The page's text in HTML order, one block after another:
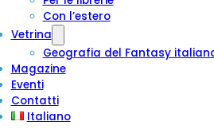
Con l’estero
Vetrina
Geografia del Fantasy
Magazine
Eventi
Contatti
Italiano